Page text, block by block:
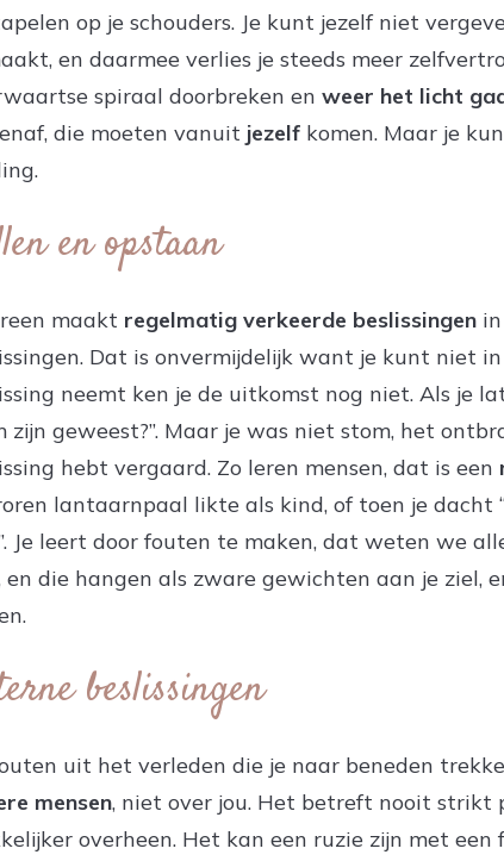
op je schouders. Je kunt jezelf niet
en daarmee verlies je steeds meer
spiraal doorbreken en weer het licht
die moeten vanuit jezelf komen. Maar je
en opstaan
maakt regelmatig verkeerde beslissingen
Dat is onvermijdelijk want je kunt niet
neemt ken je de uitkomst nog niet. Als je
zijn geweest?”. Maar je was niet stom, het
hebt vergaard. Zo leren mensen, dat is een
lantaarnpaal likte als kind, of toen je
Je leert door fouten te maken, dat weten we
en die hangen als zware gewichten aan je ziel,
beslissingen
uit het verleden die je naar beneden
mensen, niet over jou. Het betreft nooit strikt
overheen. Het kan een ruzie zijn met